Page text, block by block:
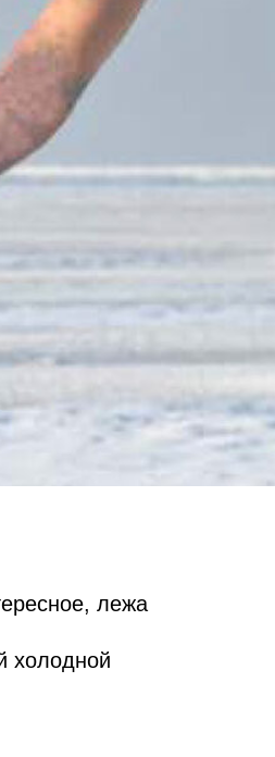
лежа
холодной